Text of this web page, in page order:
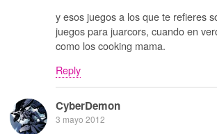
y esos juegos a los que te refieres
juegos para juarcors, cuando en
como los cooking mama.
Reply
CyberDemon
3 mayo 2012